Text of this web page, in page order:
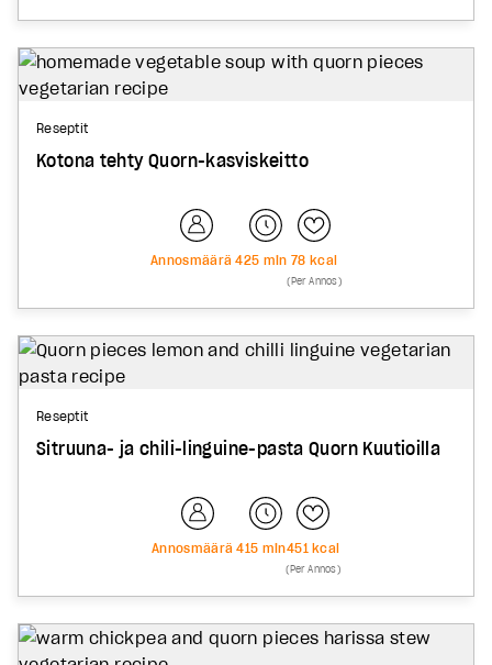
Reseptit
Kotona tehty Quorn-kasviskeitto
Annosmäärä425 min 78 kcal
(Per Annos)
Reseptit
Sitruuna- ja chili-linguine-pasta Quorn Kuutioilla
Annosmäärä415 min451kcal
(Per Annos)